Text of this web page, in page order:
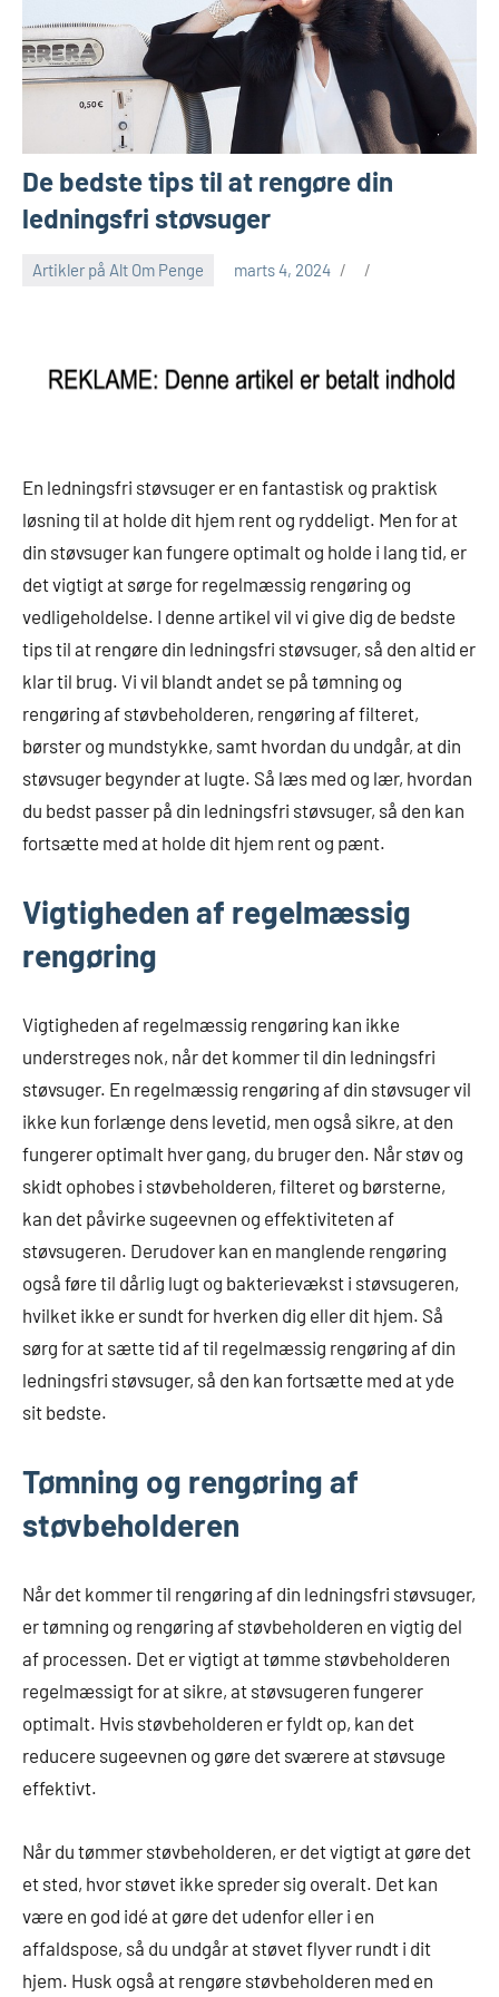
De bedste tips til at rengøre din
ledningsfri støvsuger
Artikler på Alt Om Penge marts 4, 2024
En ledningsfri støvsuger er en fantastisk og praktisk
løsning til at holde dit hjem rent og ryddeligt. Men for at
din støvsuger kan fungere optimalt og holde i lang tid, er
det vigtigt at sørge for regelmæssig rengøring og
vedligeholdelse. I denne artikel vil vi give dig de bedste
tips til at rengøre din ledningsfri støvsuger, så den altid er
klar til brug. Vi vil blandt andet se på tømning og
rengøring af støvbeholderen, rengøring af filteret,
børster og mundstykke, samt hvordan du undgår, at din
støvsuger begynder at lugte. Så læs med og lær, hvordan
du bedst passer på din ledningsfri støvsuger, så den kan
fortsætte med at holde dit hjem rent og pænt.
Vigtigheden af regelmæssig
rengøring
Vigtigheden af regelmæssig rengøring kan ikke
understreges nok, når det kommer til din ledningsfri
støvsuger. En regelmæssig rengøring af din støvsuger vil
ikke kun forlænge dens levetid, men også sikre, at den
fungerer optimalt hver gang, du bruger den. Når støv og
skidt ophobes i støvbeholderen, filteret og børsterne,
kan det påvirke sugeevnen og effektiviteten af
støvsugeren. Derudover kan en manglende rengøring
også føre til dårlig lugt og bakterievækst i støvsugeren,
hvilket ikke er sundt for hverken dig eller dit hjem. Så
sørg for at sætte tid af til regelmæssig rengøring af din
ledningsfri støvsuger, så den kan fortsætte med at yde
sit bedste.
Tømning og rengøring af
støvbeholderen
Når det kommer til rengøring af din ledningsfri støvsuger,
er tømning og rengøring af støvbeholderen en vigtig del
af processen. Det er vigtigt at tømme støvbeholderen
regelmæssigt for at sikre, at støvsugeren fungerer
optimalt. Hvis støvbeholderen er fyldt op, kan det
reducere sugeevnen og gøre det sværere at støvsuge
effektivt.
Når du tømmer støvbeholderen, er det vigtigt at gøre det
et sted, hvor støvet ikke spreder sig overalt. Det kan
være en god idé at gøre det udenfor eller i en
affaldspose, så du undgår at støvet flyver rundt i dit
hjem. Husk også at rengøre støvbeholderen med en